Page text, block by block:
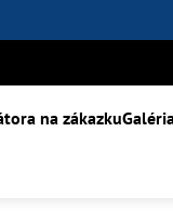
na zákazku